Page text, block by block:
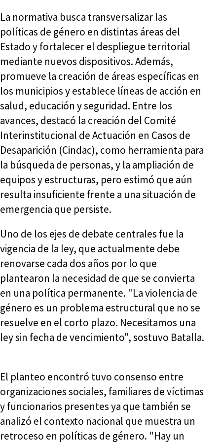
La normativa busca transversalizar las
políticas de género en distintas áreas del
Estado y fortalecer el despliegue territorial
mediante nuevos dispositivos. Además,
promueve la creación de áreas específicas en
los municipios y establece líneas de acción en
salud, educación y seguridad. Entre los
avances, destacó la creación del Comité
Interinstitucional de Actuación en Casos de
Desaparición (Cindac), como herramienta para
la búsqueda de personas, y la ampliación de
equipos y estructuras, pero estimó que aún
resulta insuficiente frente a una situación de
emergencia que persiste.
Uno de los ejes de debate centrales fue la
vigencia de la ley, que actualmente debe
renovarse cada dos años por lo que
plantearon la necesidad de que se convierta
en una política permanente. "La violencia de
género es un problema estructural que no se
resuelve en el corto plazo. Necesitamos una
ley sin fecha de vencimiento", sostuvo Batalla.
El planteo encontró tuvo consenso entre
organizaciones sociales, familiares de víctimas
y funcionarios presentes ya que también se
analizó el contexto nacional que muestra un
retroceso en políticas de género. "Hay un